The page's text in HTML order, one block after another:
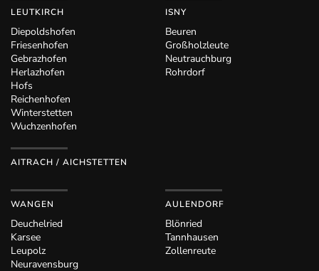
LEUTKIRCH
Diepoldshofen
Friesenhofen
Gebrazhofen
Herlazhofen
Hofs
Reichenhofen
Winterstetten
Wuchzenhofen
AITRACH / AICHSTETTEN
ISNY
Beuren
Großholzleute
Neutrauchburg
Rohrdorf
WANGEN
Deuchelried
Karsee
Leupolz
Neuravensburg
AULENDORF
Blönried
Tannhausen
Zollenreute